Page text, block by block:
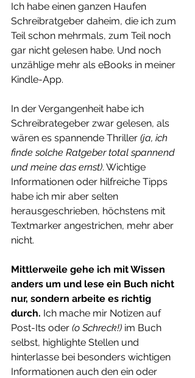
Ich habe einen ganzen Haufen
Schreibratgeber daheim, die ich zum
Teil schon mehrmals, zum Teil noch
gar nicht gelesen habe. Und noch
unzählige mehr als eBooks in meiner
Kindle-App.
In der Vergangenheit habe ich
Schreibrategeber zwar gelesen, als
wären es spannende Thriller (ja, ich
finde solche Ratgeber total spannend
und meine das ernst). Wichtige
Informationen oder hilfreiche Tipps
habe ich mir aber selten
herausgeschrieben, höchstens mit
Textmarker angestrichen, mehr aber
nicht.
Mittlerweile gehe ich mit Wissen
anders um und lese ein Buch nicht
nur, sondern arbeite es richtig
durch. Ich mache mir Notizen auf
Post-Its oder (o Schreck!) im Buch
selbst, highlighte Stellen und
hinterlasse bei besonders wichtigen
Informationen auch den ein oder